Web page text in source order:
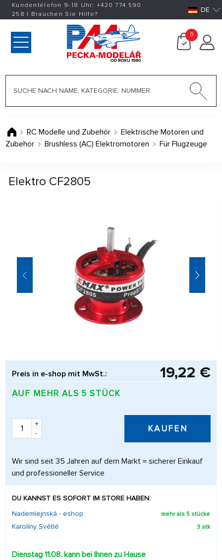
Kundentelefon 9-18 Uhr: +420774 590
258 | Brauchen Sie Hilfe? DE
0
RC Modelle und Zubehör
Elektrische Motoren und
Zubehör
Brushless (AC) Elektromotoren Für Flugzeuge
Elektro CF2805
Preis in e-shop mit MwSt.: 19,22 €
AUF MEHR ALS 5 STÜCK
+
-
KAUFEN
Wir sind seit 35 Jahren auf dem Markt = sicherer Einkauf
und professioneller Service
DU KANNST ES SOFORT IM STORE HABEN:
Nademlejnská - eshop
mehr als 5 stücke
Karolíny Světlé 3 stk
Dienstag 11.08. kann bei Ihnen zu Hause